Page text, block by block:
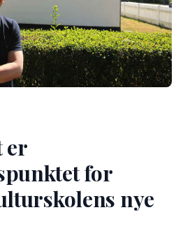
er
for
nye